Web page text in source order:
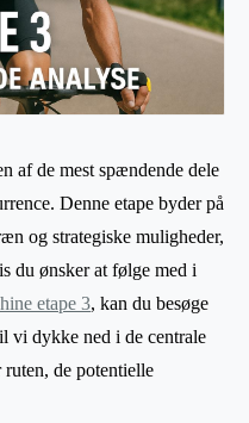
af de mest spændende dele
Denne etape byder på
og strategiske muligheder,
du ønsker at følge med i
etape 3, kan du besøge
vi dykke ned i de centrale
ruten, de potentielle